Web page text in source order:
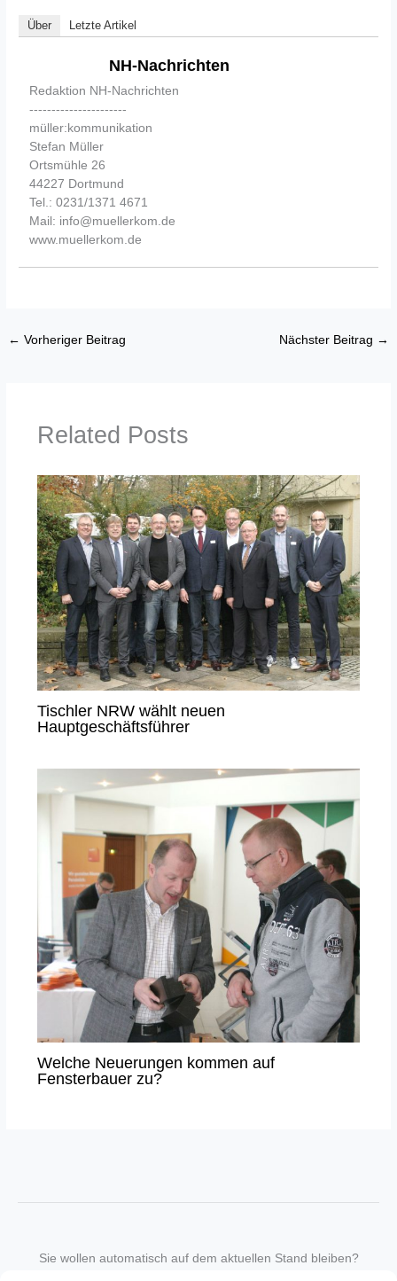
Über Letzte Artikel
NH-Nachrichten
Redaktion NH-Nachrichten
----------------------
müller:kommunikation
Stefan Müller
Ortsmühle 26
44227 Dortmund
Tel.: 0231/1371 4671
Mail: info@muellerkom.de
www.muellerkom.de
← Vorheriger Beitrag Nächster Beitrag →
Related Posts
Tischler NRW wählt neuen
Hauptgeschäftsführer
Welche Neuerungen kommen auf
Fensterbauer zu?
Sie wollen automatisch auf dem aktuellen Stand bleiben?